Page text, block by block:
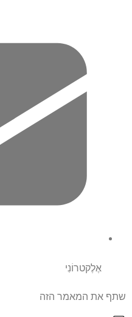
אֶלֶקטרוֹנִי
שתף את המאמר הזה